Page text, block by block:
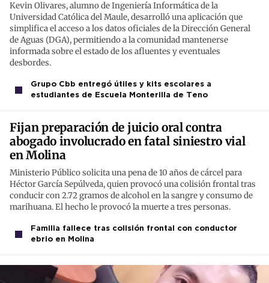
Kevin Olivares, alumno de Ingeniería Informática de la
Universidad Católica del Maule, desarrolló una aplicación que
simplifica el acceso a los datos oficiales de la Dirección General
de Aguas (DGA), permitiendo a la comunidad mantenerse
informada sobre el estado de los afluentes y eventuales
desbordes.
Grupo Cbb entregó útiles y kits escolares a
estudiantes de Escuela Monterilla de Teno
Fijan preparación de juicio oral contra
abogado involucrado en fatal siniestro vial
en Molina
Ministerio Público solicita una pena de 10 años de cárcel para
Héctor García Sepúlveda, quien provocó una colisión frontal tras
conducir con 2.72 gramos de alcohol en la sangre y consumo de
marihuana. El hecho le provocó la muerte a tres personas.
Familia fallece tras colisión frontal con conductor
ebrio en Molina